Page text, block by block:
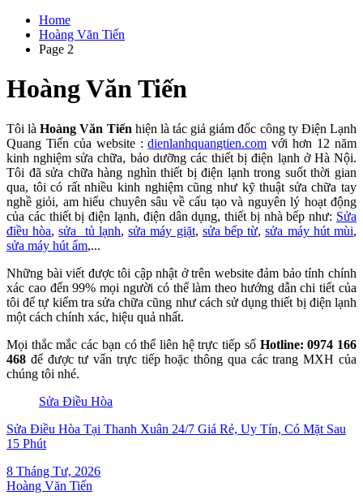
Home
Hoàng Văn Tiến
Page 2
Hoàng Văn Tiến
Tôi làHoàng Văn Tiến hiện là tác giả giám đốc công ty Điện Lạnh
Quang Tiến của website :dienlanhquangtien.com với hơn 12 năm
kinh nghiệm sửa chữa, bảo dưỡng các thiết bị điện lạnh ở Hà Nội.
Tôi đã sửa chữa hàng nghìn thiết bị điện lạnh trong suốt thời gian
qua, tôi có rất nhiều kinh nghiệm cũng như kỹ thuật sửa chữa tay
nghề giỏi, am hiểu chuyên sâu về cấu tạo và nguyên lý hoạt động
của các thiết bị điện lạnh, điện dân dụng, thiết bị nhà bếp như: Sửa
điều hòa,sửa tủ lạnh,sửa máy giặt, sửa bếp từ,sửa máy hút mùi,
sửa máy hút ẩm,...
Những bài viết được tôi cập nhật ở trên website đảm bảo tính chính
xác cao đến 99% mọi người có thể làm theo hướng dẫn chi tiết của
tôi để tự kiểm tra sửa chữa cũng như cách sử dụng thiết bị điện lạnh
một cách chính xác, hiệu quả nhất.
Mọi thắc mắc các bạn có thể liên hệ trực tiếp số Hotline: 0974 166
468 để được tư vấn trực tiếp hoặc thông qua các trang MXH của
chúng tôi nhé.
Sửa Điều Hòa
Sửa Điều Hòa Tại Thanh Xuân 24/7 Giá Rẻ, Uy Tín, Có Mặt Sau
15 Phút
8 Tháng Tư, 2026
Hoàng Văn Tiến